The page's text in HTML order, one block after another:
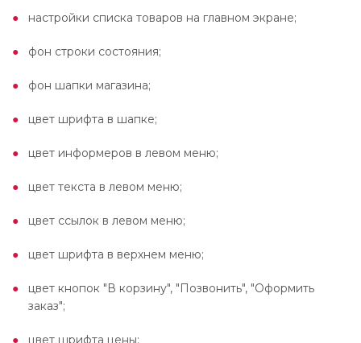
настройки списка товаров на главном экране;
фон строки состояния;
фон шапки магазина;
цвет шрифта в шапке;
цвет информеров в левом меню;
цвет текста в левом меню;
цвет ссылок в левом меню;
цвет шрифта в верхнем меню;
цвет кнопок "В корзину", "Позвонить", "Оформить
заказ";
цвет шрифта цены;